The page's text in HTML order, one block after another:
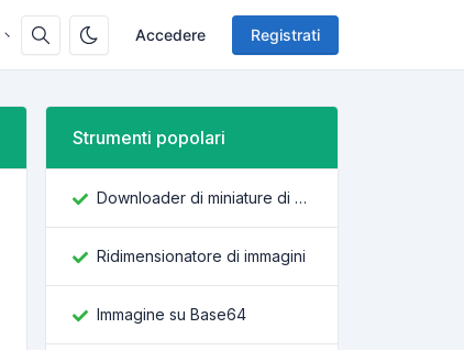
Accedere Registrati
Strumenti popolari
Downloader di miniature di YouTube
Ridimensionatore di immagini
Immagine su Base64